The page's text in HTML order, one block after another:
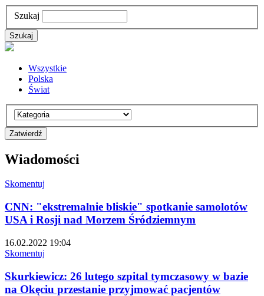
Szukaj
Wszystkie
Polska
Świat
Wiadomości
Skomentuj
CNN: "ekstremalnie bliskie" spotkanie samolotów
USA i Rosji nad Morzem Śródziemnym
16.02.2022 19:04
Skomentuj
Skurkiewicz: 26 lutego szpital tymczasowy w bazie
na Okęciu przestanie przyjmować pacjentów